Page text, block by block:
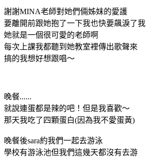
謝謝MINA老師對她們倆姊妹的愛護
要離開前跟她抱了一下我也快要飆淚了我
她就是一個很可愛的老師啊
每次上課我都聽到她教室裡傳出歌聲來
搞的我想好想跟唱～
晚餐......
就說連蛋都是辣的吧！但是我喜歡～
那天我吃了四顆蛋白(因為我不愛蛋黃)
晚餐後sara約我們一起去游泳
學校有游泳池但我們這幾天都沒有去游